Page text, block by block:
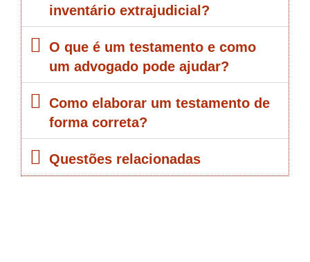
inventário extrajudicial?
O que é um testamento e como
um advogado pode ajudar?
Como elaborar um testamento de
forma correta?
Questões relacionadas